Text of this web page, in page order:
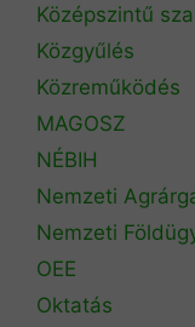
Középszintű
Közgyűlés
Közreműködés
MAGOSZ
NÉBIH
Nemzeti
Nemzeti
OEE
Oktatás